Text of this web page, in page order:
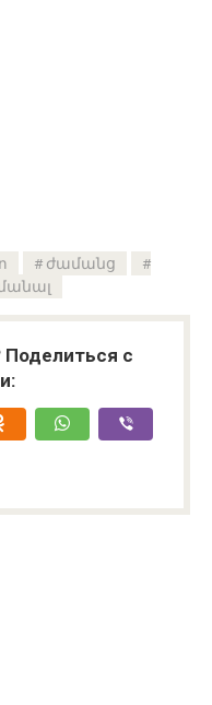
ժամանց
Поделиться с